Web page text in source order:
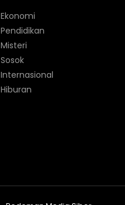
Ekonomi
Pendidikan
Misteri
Sosok
Internasional
Hiburan